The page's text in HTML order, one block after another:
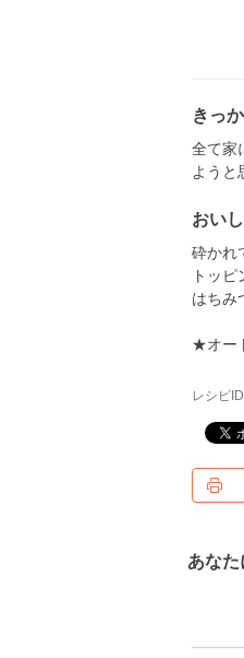
きっ
全て家
ようと
おい
砕かれ
トッピ
はちみ
★オー
レシピ
あな